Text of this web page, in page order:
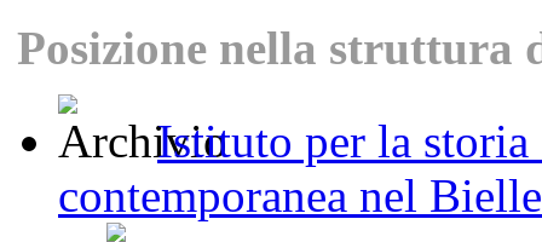
Posizione nella struttura
Istituto per la storia
contemporanea nel